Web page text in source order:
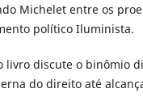
Michelet entre os
político Iluminista.
livro discute o binômio
do direito até